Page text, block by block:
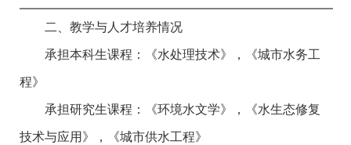
二、教学与人才培养情况
承担本科生课程：《水处理技术》，《城市水务工
程》
承担研究生课程：《环境水文学》，《水生态修复
技术与应用》，《城市供水工程》